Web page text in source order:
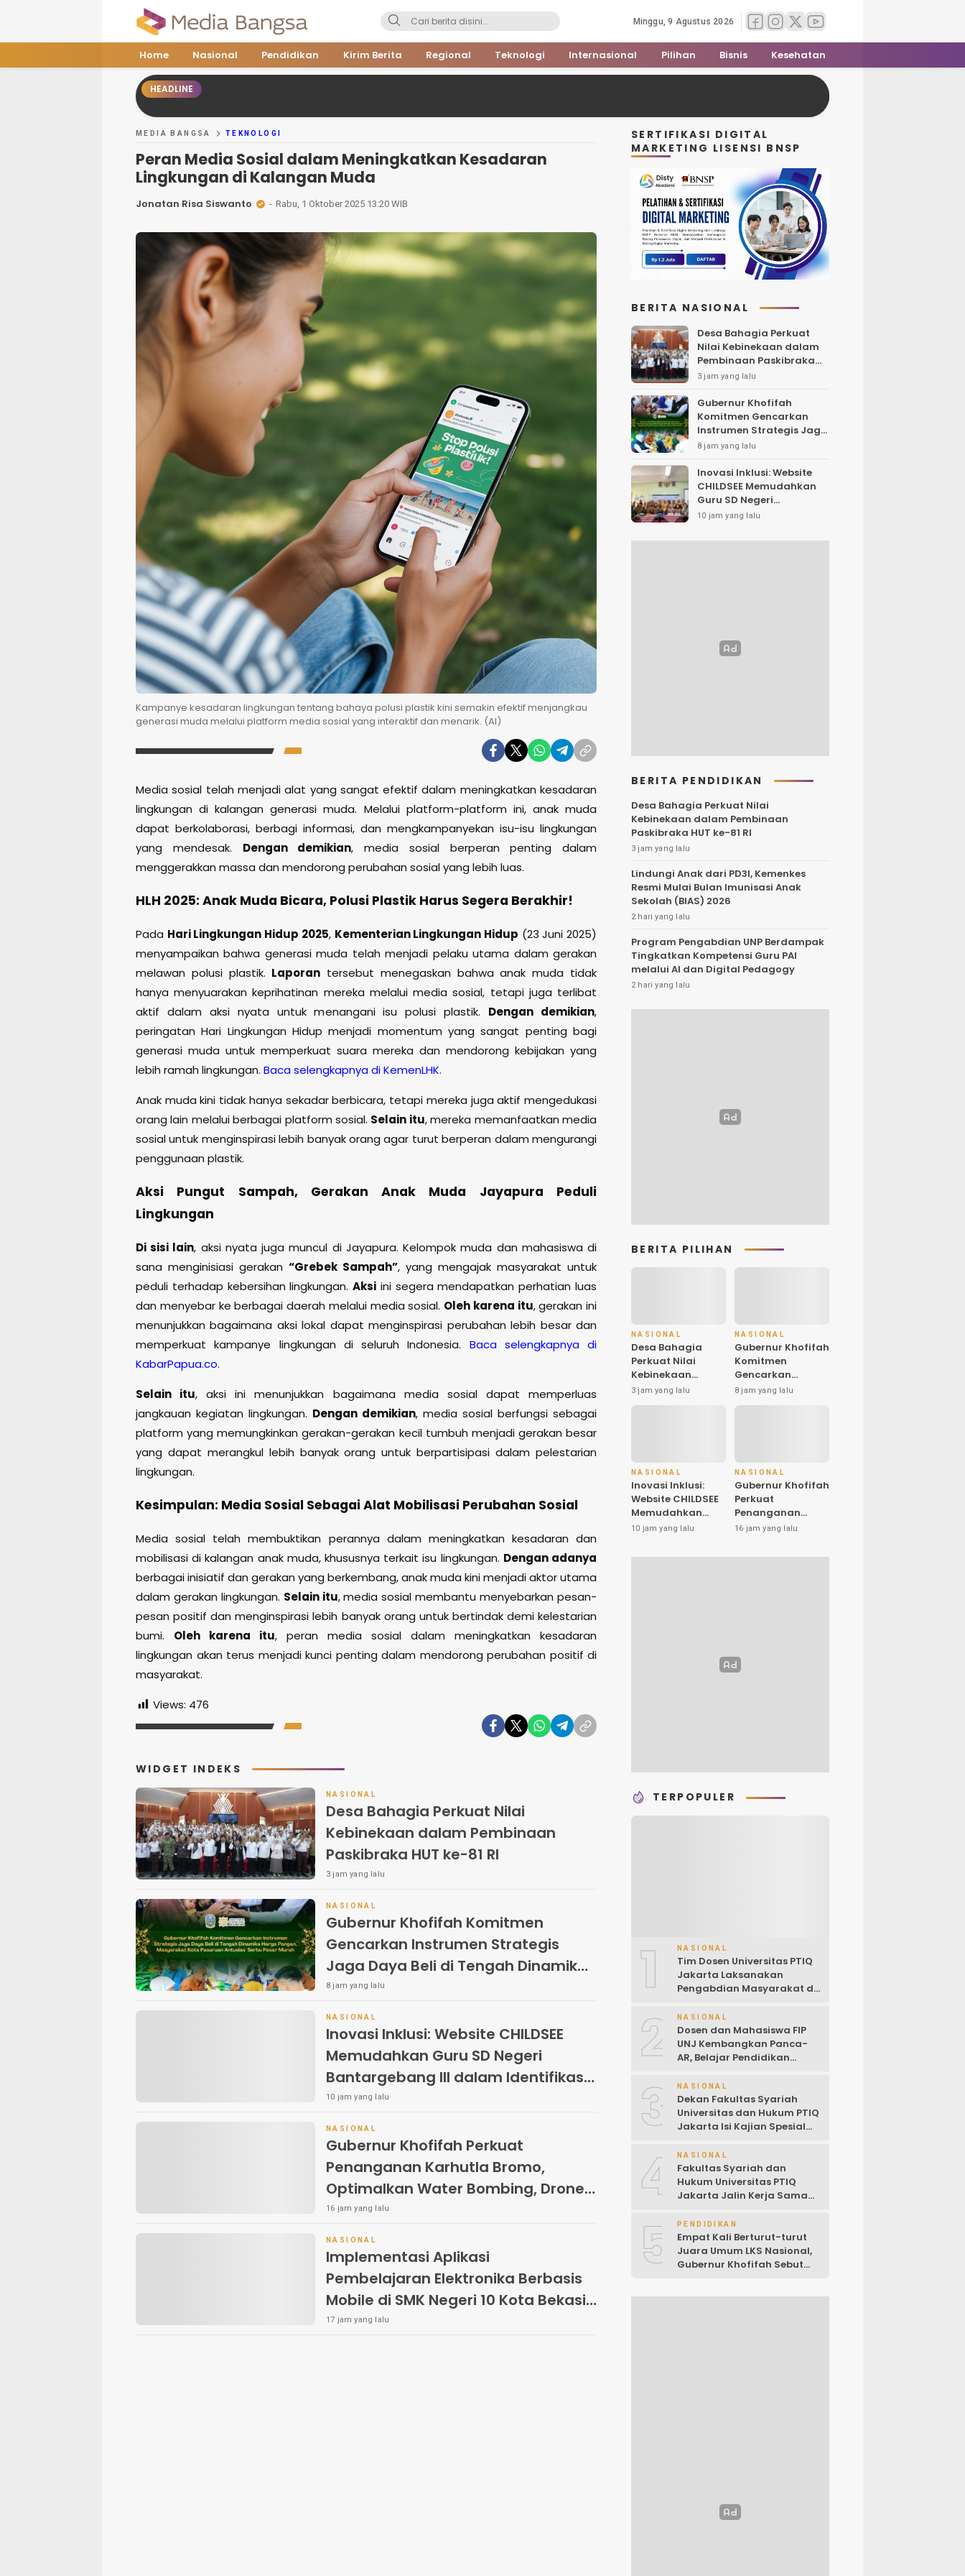
Media Bangsa
Portal Berita Nasional Terpercaya
Minggu, 9 Agustus 2026
Home Nasional Pendidikan Kirim Berita Regional Teknologi Internasional Pilihan Bisnis Kesehatan
HEADLINE
MEDIA BANGSA TEKNOLOGI
Peran Media Sosial dalam Meningkatkan Kesadaran
Lingkungan di Kalangan Muda
Jonatan Risa Siswanto Rabu, 1 Oktober 2025 13:20 WIB
Kampanye kesadaran lingkungan tentang bahaya polusi plastik kini semakin efektif menjangkau
generasi muda melalui platform media sosial yang interaktif dan menarik. (AI)
Media sosial telah menjadi alat yang sangat efektif dalam meningkatkan kesadaran
lingkungan di kalangan generasi muda. Melalui platform-platform ini, anak muda
dapat berkolaborasi, berbagi informasi, dan mengkampanyekan isu-isu lingkungan
yang mendesak. Dengan demikian, media sosial berperan penting dalam
menggerakkan massa dan mendorong perubahan sosial yang lebih luas.
HLH 2025: Anak Muda Bicara, Polusi Plastik Harus Segera Berakhir!
Pada Hari Lingkungan Hidup 2025, Kementerian Lingkungan Hidup (23 Juni 2025)
menyampaikan bahwa generasi muda telah menjadi pelaku utama dalam gerakan
melawan polusi plastik. Laporan tersebut menegaskan bahwa anak muda tidak
hanya menyuarakan keprihatinan mereka melalui media sosial, tetapi juga terlibat
aktif dalam aksi nyata untuk menangani isu polusi plastik. Dengan demikian,
peringatan Hari Lingkungan Hidup menjadi momentum yang sangat penting bagi
generasi muda untuk memperkuat suara mereka dan mendorong kebijakan yang
lebih ramah lingkungan. Baca selengkapnya di KemenLHK.
Anak muda kini tidak hanya sekadar berbicara, tetapi mereka juga aktif mengedukasi
orang lain melalui berbagai platform sosial. Selain itu, mereka memanfaatkan media
sosial untuk menginspirasi lebih banyak orang agar turut berperan dalam mengurangi
penggunaan plastik.
Aksi Pungut Sampah, Gerakan Anak Muda Jayapura Peduli
Lingkungan
Di sisi lain, aksi nyata juga muncul di Jayapura. Kelompok muda dan mahasiswa di
sana menginisiasi gerakan “Grebek Sampah”, yang mengajak masyarakat untuk
peduli terhadap kebersihan lingkungan.Aksi ini segera mendapatkan perhatian luas
dan menyebar ke berbagai daerah melalui media sosial. Oleh karena itu, gerakan ini
menunjukkan bagaimana aksi lokal dapat menginspirasi perubahan lebih besar dan
memperkuat kampanye lingkungan di seluruh Indonesia. Baca selengkapnya di
KabarPapua.co.
Selain itu, aksi ini menunjukkan bagaimana media sosial dapat memperluas
jangkauan kegiatan lingkungan. Dengan demikian, media sosial berfungsi sebagai
platform yang memungkinkan gerakan-gerakan kecil tumbuh menjadi gerakan besar
yang dapat merangkul lebih banyak orang untuk berpartisipasi dalam pelestarian
lingkungan.
Kesimpulan: Media Sosial Sebagai Alat Mobilisasi Perubahan Sosial
Media sosial telah membuktikan perannya dalam meningkatkan kesadaran dan
mobilisasi di kalangan anak muda, khususnya terkait isu lingkungan. Dengan adanya
berbagai inisiatif dan gerakan yang berkembang, anak muda kini menjadi aktor utama
dalam gerakan lingkungan. Selain itu, media sosial membantu menyebarkan pesan-
pesan positif dan menginspirasi lebih banyak orang untuk bertindak demi kelestarian
bumi. Oleh karena itu, peran media sosial dalam meningkatkan kesadaran
lingkungan akan terus menjadi kunci penting dalam mendorong perubahan positif di
masyarakat.
Views: 476
WIDGET INDEKS
NASIONAL
Desa Bahagia Perkuat Nilai
Kebinekaan dalam Pembinaan
Paskibraka HUT ke-81 RI
3 jam yang lalu
NASIONAL
Gubernur Khofifah Komitmen
Gencarkan Instrumen Strategis
Jaga Daya Beli di Tengah Dinamika
Harga Pangan, Masyarakat Kota
Pasuruan Antusias Serbu Pasar
Murah dan Bendera Merah Putih
8 jam yang lalu
NASIONAL
Inovasi Inklusi: Website CHILDSEE
Memudahkan Guru SD Negeri
Bantargebang III dalam Identifikasi
Anak Berkebutuhan Khusus
10 jam yang lalu
NASIONAL
Gubernur Khofifah Perkuat
Penanganan Karhutla Bromo,
Optimalkan Water Bombing, Drone
dan Operasi Darat
16 jam yang lalu
NASIONAL
Implementasi Aplikasi
Pembelajaran Elektronika Berbasis
Mobile di SMK Negeri 10 Kota Bekasi,
Mendukung Digitalisasi dan Inovasi
17 jam yang lalu
SERTIFIKASI DIGITAL
MARKETING LISENSI BNSP
BERITA NASIONAL
Desa Bahagia Perkuat
Nilai Kebinekaan dalam
Pembinaan Paskibraka
HUT ke-81 RI
3 jam yang lalu
Gubernur Khofifah
Komitmen Gencarkan
Instrumen Strategis Jaga
Daya Beli di Tengah
Masyarakat Kota
Pasuruan Antusias Serbu
Pasar Murah dan Bendera
Merah Putih
8 jam yang lalu
Inovasi Inklusi: Website
CHILDSEE Memudahkan
Guru SD Negeri
Bantargebang III dalam
Berkebutuhan Khusus
10 jam yang lalu
BERITA PENDIDIKAN
Desa Bahagia Perkuat Nilai
Kebinekaan dalam Pembinaan
Paskibraka HUT ke-81 RI
3 jam yang lalu
Lindungi Anak dari PD3I, Kemenkes
Resmi Mulai Bulan Imunisasi Anak
Sekolah (BIAS) 2026
2 hari yang lalu
Program Pengabdian UNP Berdampak
Tingkatkan Kompetensi Guru PAI
melalui AI dan Digital Pedagogy
2 hari yang lalu
BERITA PILIHAN
NASIONAL
Desa Bahagia
Perkuat Nilai
Kebinekaan
dalam Pembinaan
Paskibraka HUT
3 jam yang lalu
NASIONAL
Gubernur Khofifah
Komitmen
Gencarkan
Instrumen
Strategis Jaga
Pasuruan Antusias
Serbu Pasar
Murah dan
Bendera Merah
Putih
8 jam yang lalu
NASIONAL
Inovasi Inklusi:
Website CHILDSEE
Memudahkan
Guru SD Negeri
dalam Identifikasi
10 jam yang lalu
NASIONAL
Gubernur Khofifah
Perkuat
Penanganan
Karhutla Bromo,
Bombing, Drone
16 jam yang lalu
TERPOPULER
1 NASIONAL
Tim Dosen Universitas PTIQ
Jakarta Laksanakan
Pengabdian Masyarakat di
Minh City, Vietnam
2 NASIONAL
Dosen dan Mahasiswa FIP
UNJ Kembangkan Panca-
AR, Belajar Pendidikan
Augmented Reality
3 NASIONAL
Dekan Fakultas Syariah
Universitas dan Hukum PTIQ
Jakarta Isi Kajian Spesial
Indonesia di Jepang
4 NASIONAL
Fakultas Syariah dan
Hukum Universitas PTIQ
Jakarta Jalin Kerja Sama
untuk Perkuat Tri Dharma
Perguruan Tinggi
5 PENDIDIKAN
Empat Kali Berturut-turut
Juara Umum LKS Nasional,
Gubernur Khofifah Sebut